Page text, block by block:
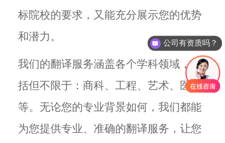
标院校的要求，又能充分展示您的优势
和潜力。
我们的翻译服务涵盖各个学科领域，包
括但不限于：商科、工程、艺术、医学
等。无论您的专业背景如何，我们都能
为您提供专业、准确的翻译服务，让您
公司有资质吗？